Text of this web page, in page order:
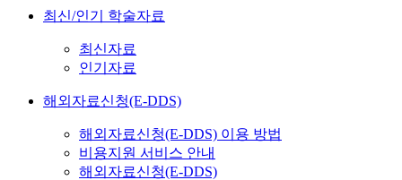
최신/인기 학술자료
최신자료
인기자료
해외자료신청(E-DDS)
해외자료신청(E-DDS) 이용 방법
비용지원 서비스 안내
해외자료신청(E-DDS)